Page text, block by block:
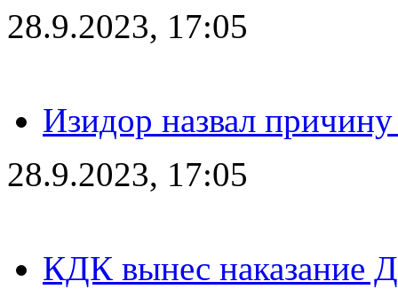
28.9.2023, 17:05
Изидор назвал
28.9.2023, 17:05
КДК вынес наказание